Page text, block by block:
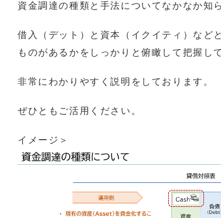
資金調達の種類と手法についてなかなか知
借入（デット）と資本（イクイティ）など
ものがあるかをしっかりと俯瞰して把握し
非常にわかりやすく説明をしております。
ぜひともご活用ください。
イメージ＞